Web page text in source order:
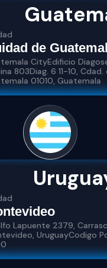
de
CityEdificio
803Diag. 6 11-10, Cdad.
01010, Guatemala
Lapuente 2379,
UruguayCodigo